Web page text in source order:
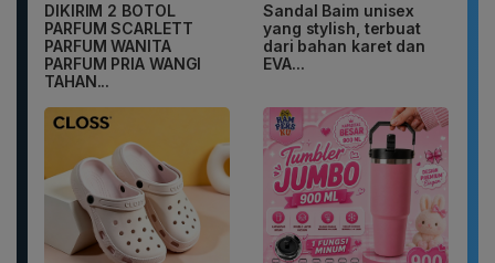
DIKIRIM 2 BOTOL
PARFUM SCARLETT
PARFUM WANITA
PARFUM PRIA WANGI
TAHAN...
Sandal Baim unisex
yang stylish, terbuat
dari bahan karet dan
EVA...